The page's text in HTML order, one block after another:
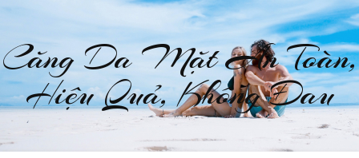
Căng Da Mặt An Toàn,
Hiệu Quả, Không Đau